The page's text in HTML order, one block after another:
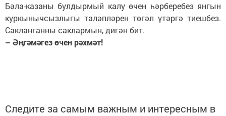
Бәла-казаны булдырмый калу өчен һәрберебез янгын
куркынычсызлыгы таләпләрен төгәл үтәргә тиешбез.
Сакланганны саклармын, дигән бит.
– Әӊгәмәгез өчен рәхмәт!
Следите за самым важным и интересным в